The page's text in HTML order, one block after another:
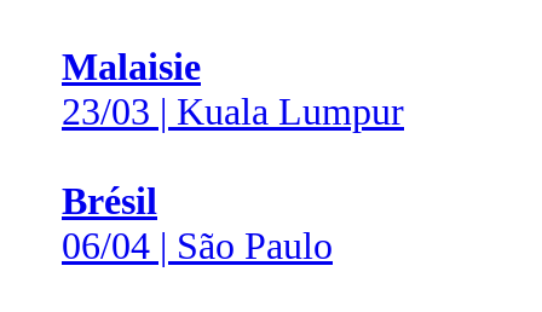
Malaisie
23/03 | Kuala Lumpur
Brésil
06/04 | São Paulo